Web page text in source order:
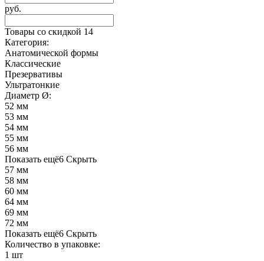
руб.
Товары со скидкой 14
Категория:
Анатомической формы
Классические
Презервативы
Ультратонкие
Диаметр Ø:
52 мм
53 мм
54 мм
55 мм
56 мм
Показать ещё6 Скрыть
57 мм
58 мм
60 мм
64 мм
69 мм
72 мм
Показать ещё6 Скрыть
Количество в упаковке:
1 шт